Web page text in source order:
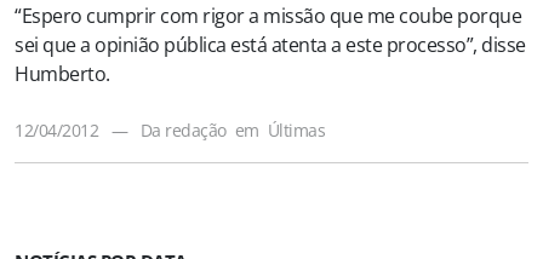
“Espero cumprir com rigor a missão que me coube porque
sei que a opinião pública está atenta a este processo”, disse
Humberto.
12/04/2012 — Da redação em Últimas